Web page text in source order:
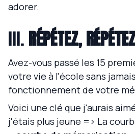
adorer.
III. RÉPÉTEZ,
Avez-vous passé les 15
votre vie à l'école sans
fonctionnement de votre
Voici une clé que j'aurais
j'étais plus jeune => La